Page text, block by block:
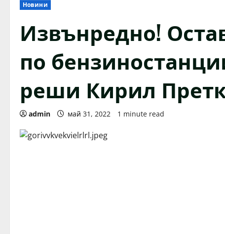
Новини
Извънредно!
по
реши Кирил
admin май 31, 2022 1 minute read